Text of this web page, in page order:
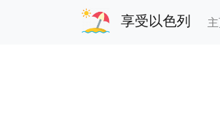
享受以色列